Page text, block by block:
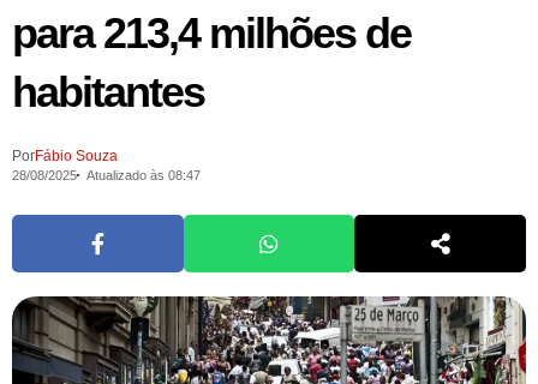
para 213,4 milhões de
habitantes
PorFábio Souza
28/08/2025 Atualizado às 08:47